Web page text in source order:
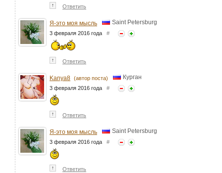
↑ Ответить
Я-это моя мысль Saint Petersburg
3 февраля 2016 года #
↑ Ответить
Kanya8 (автор поста) Курган
3 февраля 2016 года #
↑ Ответить
Я-это моя мысль Saint Petersburg
3 февраля 2016 года #
↑ Ответить